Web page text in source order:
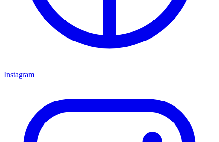
Instagram